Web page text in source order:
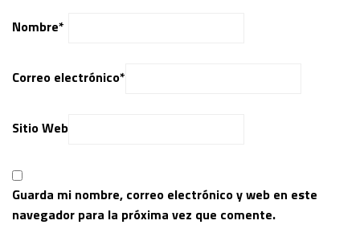
Nombre*
Correo electrónico*
Sitio Web
Guarda mi nombre, correo electrónico y web en este
navegador para la próxima vez que comente.